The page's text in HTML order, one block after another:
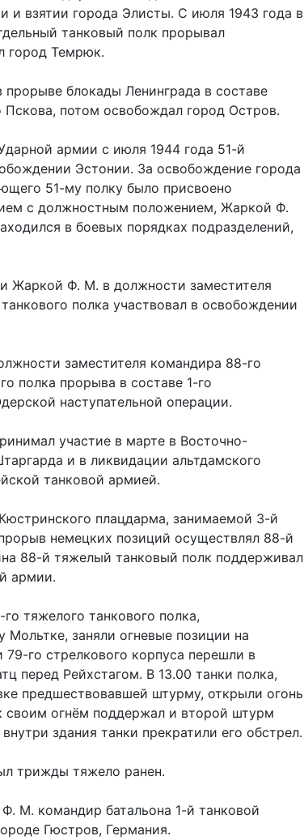
и взятии города Элисты. С июля 1943 года в
танковый полк прорывал
город Темрюк.
блокады Ленинграда в составе
потом освобождал город Остров.
армии с июля 1944 года 51-й
Эстонии. За освобождение города
51-му полку было присвоено
с должностным положением, Жаркой Ф.
в боевых порядках подразделений,
Жаркой Ф. М. в должности заместителя
полка участвовал в освобождении
заместителя командира 88-го
полка прорыва в составе 1-го
наступательной операции.
участие в марте в Восточно-
и в ликвидации альтдамского
танковой армией.
плацдарма, занимаемой 3-й
немецких позиций осуществлял 88-й
88-й тяжелый танковый полк поддерживал
армии.
тяжелого танкового полка,
заняли огневые позиции на
го стрелкового корпуса перешли в
перед Рейхстагом. В 13.00 танки полка,
предшествовавшей штурму, открыли огонь
своим огнём поддержал и второй штурм
здания танки прекратили его обстрел.
трижды тяжело ранен.
М. командир батальона 1-й танковой
Гюстров, Германия.